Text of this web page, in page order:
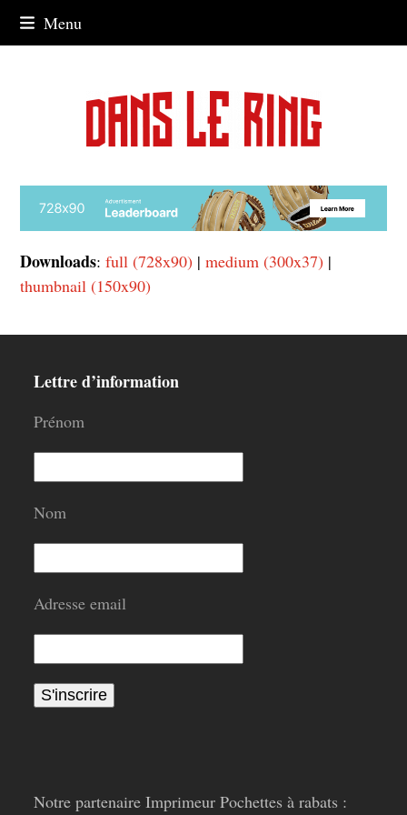
Skip
Menu
Downloads:full (728x90) |medium (300x37) |
thumbnail (150x90)
Lettre d’information
Prénom
Nom
Adresse email
Notre partenaire Imprimeur Pochettes à rabats :